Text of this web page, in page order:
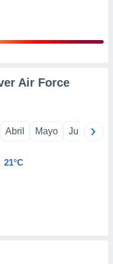
Air Force
Abril Mayo Junio
21°C